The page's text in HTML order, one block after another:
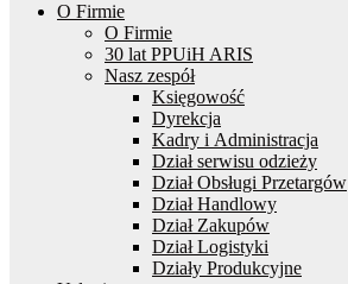
O Firmie
O Firmie
30 lat PPUiH ARIS
Nasz zespół
Księgowość
Dyrekcja
Kadry i Administracja
Dział serwisu odzieży
Dział Obsługi Przetargów
Dział Handlowy
Dział Zakupów
Dział Logistyki
Działy Produkcyjne